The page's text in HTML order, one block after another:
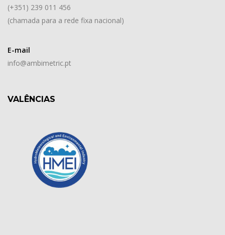
(+351) 239 011 456
(chamada para a rede fixa nacional)
E-mail
info@ambimetric.pt
VALÊNCIAS